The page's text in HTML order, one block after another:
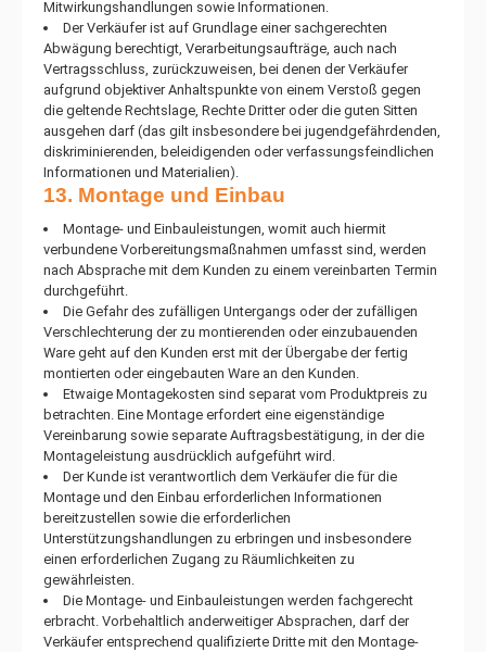
Mitwirkungshandlungen sowie Informationen.
Der Verkäufer ist auf Grundlage einer sachgerechten
Abwägung berechtigt, Verarbeitungsaufträge, auch nach
Vertragsschluss, zurückzuweisen, bei denen der Verkäufer
aufgrund objektiver Anhaltspunkte von einem Verstoß gegen
die geltende Rechtslage, Rechte Dritter oder die guten Sitten
ausgehen darf (das gilt insbesondere bei jugendgefährdenden,
diskriminierenden, beleidigenden oder verfassungsfeindlichen
Informationen und Materialien).
13. Montage und Einbau
Montage- und Einbauleistungen, womit auch hiermit
verbundene Vorbereitungsmaßnahmen umfasst sind, werden
nach Absprache mit dem Kunden zu einem vereinbarten Termin
durchgeführt.
Die Gefahr des zufälligen Untergangs oder der zufälligen
Verschlechterung der zu montierenden oder einzubauenden
Ware geht auf den Kunden erst mit der Übergabe der fertig
montierten oder eingebauten Ware an den Kunden.
Etwaige Montagekosten sind separat vom Produktpreis zu
betrachten. Eine Montage erfordert eine eigenständige
Vereinbarung sowie separate Auftragsbestätigung, in der die
Montageleistung ausdrücklich aufgeführt wird.
Der Kunde ist verantwortlich dem Verkäufer die für die
Montage und den Einbau erforderlichen Informationen
bereitzustellen sowie die erforderlichen
Unterstützungshandlungen zu erbringen und insbesondere
einen erforderlichen Zugang zu Räumlichkeiten zu
gewährleisten.
Die Montage- und Einbauleistungen werden fachgerecht
erbracht. Vorbehaltlich anderweitiger Absprachen, darf der
Verkäufer entsprechend qualifizierte Dritte mit den Montage-